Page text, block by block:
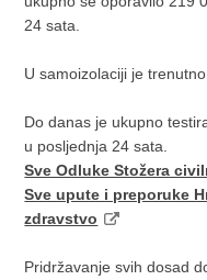
24 sata.
U samoizolaciji je
Do danas je ukupno
u posljednja 24 sata.
Sve Odluke Stožera
Sve upute i preporuke
zdravstvo
Pridržavanje svih dosad